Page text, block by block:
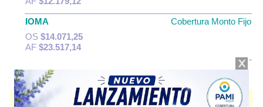
IOMA
Cobertura Monto Fijo
OS $14.071,25
AF $23.517,14
GLAUNOT SC contiene travoprost y se indica comoAntiglaucomatoso .